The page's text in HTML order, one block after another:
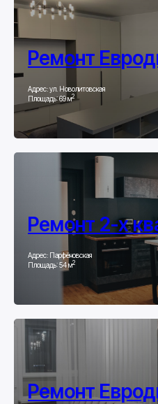
Ремонт
Адрес: ул. Новолитовская
Площадь: 69 м2
Ремонт 2-х
Адрес: Парфёновская
Площадь: 54 м2
Ремонт